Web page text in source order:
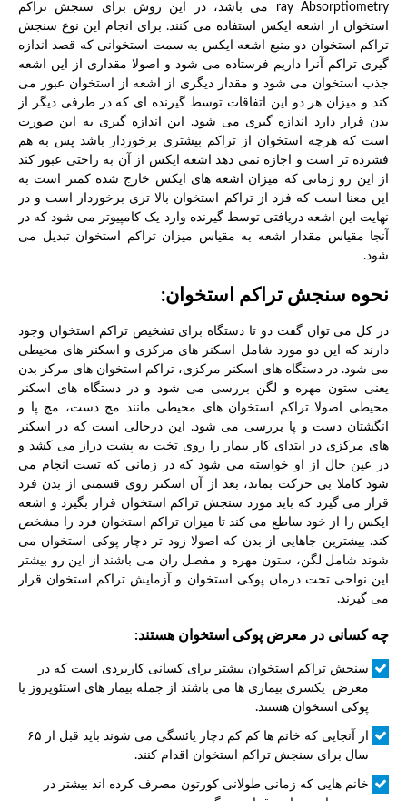
ray Absorptiometry می باشد، در این روش برای سنجش تراکم
استخوان از اشعه ایکس استفاده می کنند. برای انجام این نوع سنجش
تراکم استخوان دو منبع اشعه ایکس به سمت استخوانی که قصد اندازه
گیری تراکم آنرا داریم فرستاده می شود و اصولا مقداری از این اشعه
جذب استخوان می شود و مقدار دیگری از اشعه از استخوان عبور می
کند و میزان هر دو این اتفاقات توسط گیرنده ای که در طرفی دیگر از
بدن قرار دارد اندازه گیری می شود. این اندازه گیری به این صورت
است که هرچه استخوان از تراکم بیشتری برخوردار باشد پس به هم
فشرده تر است و اجازه نمی دهد اشعه ایکس از آن به راحتی عبور کند
از این رو زمانی که میزان اشعه های ایکس خارج شده کمتر است به
این معنا است که فرد از تراکم استخوان بالا تری برخوردار است و در
نهایت این اشعه دریافتی توسط گیرنده وارد یک کامپیوتر می شود که در
آنجا مقیاس مقدار اشعه به مقیاس میزان تراکم استخوان تبدیل می
شود.
نحوه سنجش تراکم استخوان:
در کل می توان گفت دو تا دستگاه برای تشخیص تراکم استخوان وجود
دارند که این دو مورد شامل اسکنر های مرکزی و اسکنر های محیطی
می شود. در دستگاه های اسکنر مرکزی، تراکم استخوان های مرکز بدن
یعنی ستون مهره و لگن بررسی می شود و در دستگاه های اسکنر
محیطی اصولا تراکم استخوان های محیطی مانند مچ دست، مچ پا و
انگشتان دست و پا بررسی می شود. این درحالی است که در اسکنر
های مرکزی در ابتدای کار بیمار را روی تخت به پشت دراز می کشد و
در عین حال از او خواسته می شود که در زمانی که تست انجام می
شود کاملا بی حرکت بماند، بعد از آن اسکنر روی قسمتی از بدن فرد
قرار می گیرد که باید مورد سنجش تراکم استخوان قرار بگیرد و اشعه
ایکس را از خود ساطع می کند تا میزان تراکم استخوان فرد را مشخص
کند. بیشترین جاهایی از بدن که اصولا زود تر دچار پوکی استخوان می
شوند شامل لگن، ستون مهره و مفصل ران می باشند از این رو بیشتر
این نواحی تحت درمان پوکی استخوان و آزمایش تراکم استخوان قرار
می گیرند.
چه کسانی در معرض پوکی استخوان هستند:
سنجش تراکم استخوان بیشتر برای کسانی کاربردی است که در
معرض یکسری بیماری ها می باشند از جمله بیمار های استئوپروز یا
پوکی استخوان هستند.
از آنجایی که خانم ها کم کم دچار یائسگی می شوند باید قبل از ۶۵
سال برای سنجش تراکم استخوان اقدام کنند.
خانم هایی که زمانی طولانی کورتون مصرف کرده اند بیشتر در